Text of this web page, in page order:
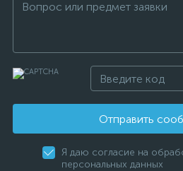
Отправить
Я даю согласие на
персональных данных